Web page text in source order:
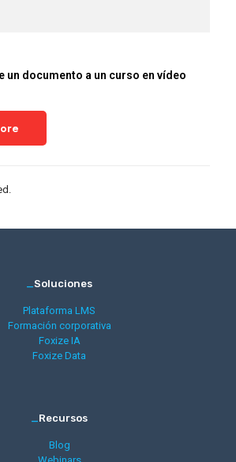
un documento a un curso en vídeo
_Soluciones
Plataforma LMS
Formación corporativa
Foxize IA
Foxize Data
_Recursos
Blog